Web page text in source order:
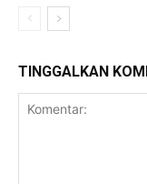
TINGGALKAN